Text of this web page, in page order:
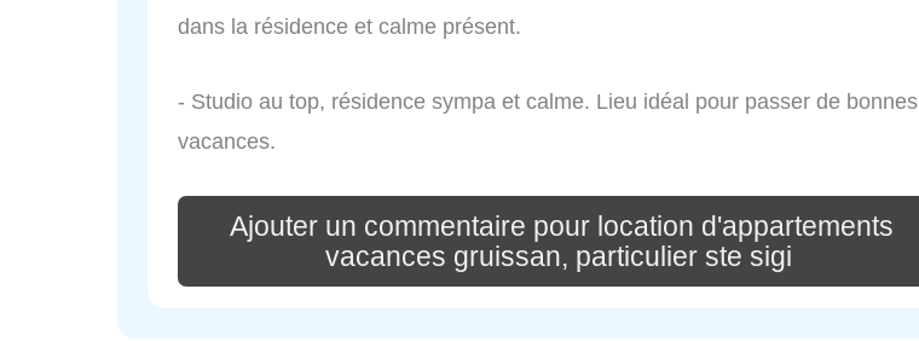
dans la résidence et calme présent.
- Studio au top, résidence sympa et calme. Lieu idéal pour passer de bonnes
vacances.
Ajouter un commentaire pour location d'appartements
vacances gruissan, particulier ste sigi